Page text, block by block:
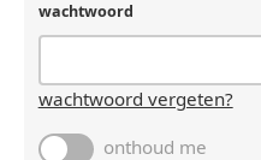
een
mens
wachtwoord
wachtwoord vergeten?
onthoud me